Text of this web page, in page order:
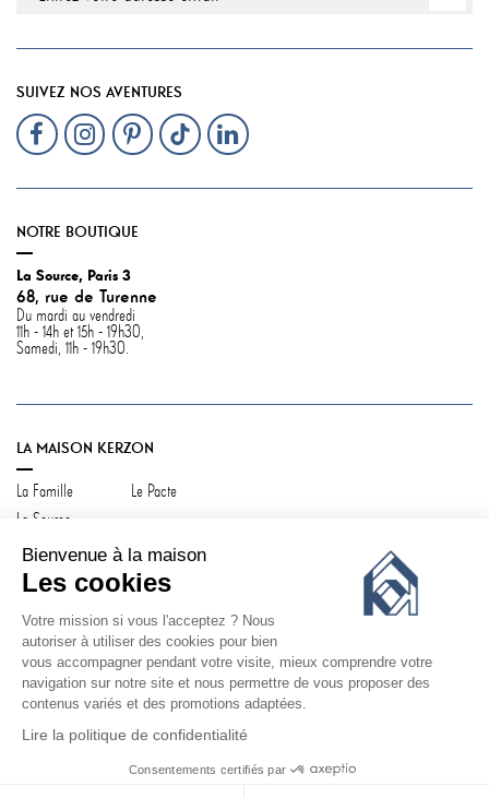
SUIVEZ NOS AVENTURES
NOTRE BOUTIQUE
La Source, Paris 3
68, rue de Turenne
Du mardi au vendredi
11h - 14h et 15h - 19h30,
Samedi, 11h - 19h30.
LA MAISON KERZON
La Famille
Le Pacte
La Source
SERVICE CLIENT
Contactez-nous
Votre compte
Livraison & retours
FAQ
CGV / CGU
Politique de confidentialité
Bienvenue à la maison
Les cookies
Votre mission si vous l'acceptez ? Nous
autoriser à utiliser des cookies pour bien
vous accompagner pendant votre visite, mieux comprendre votre
navigation sur notre site et nous permettre de vous proposer des
contenus variés et des promotions adaptées.
Lire la politique de confidentialité
Consentements certifiés par